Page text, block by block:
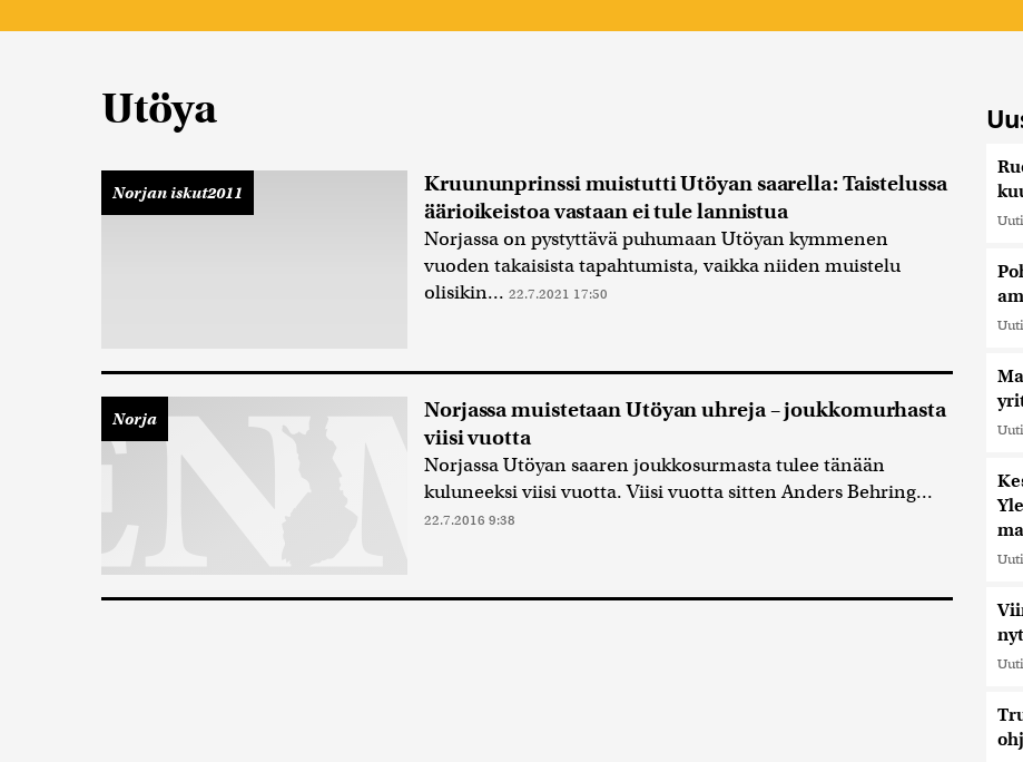
Utöya
Norjan iskut2011
Kruununprinssi muistutti Utöyan saarella: Taistelussa
äärioikeistoa vastaan ei tule lannistua
Norjassa on pystyttävä puhumaan Utöyan kymmenen
vuoden takaisista tapahtumista, vaikka niiden muistelu
olisikin... 22.7.2021 17:50
Norja
Norjassa muistetaan Utöyan uhreja – joukkomurhasta
viisi vuotta
Norjassa Utöyan saaren joukkosurmasta tulee tänään
kuluneeksi viisi vuotta. Viisi vuotta sitten Anders Behring...
22.7.2016 9:38